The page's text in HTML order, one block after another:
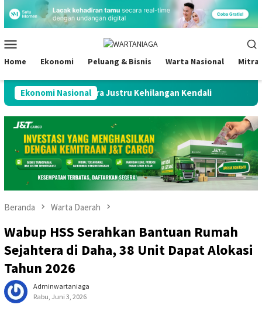
Loncat
ke
konten
Mobile
Home Ekonomi Peluang & Bisnis Warta Nasional Mitra
Ekonomi Nasional
Negara Justru Kehilangan Kendali S&P Pertahankan
Beranda Warta Daerah
Wabup HSS Serahkan Bantuan Rumah
Sejahtera di Daha, 38 Unit Dapat Alokasi
Tahun 2026
Adminwartaniaga
Rabu, Juni 3, 2026